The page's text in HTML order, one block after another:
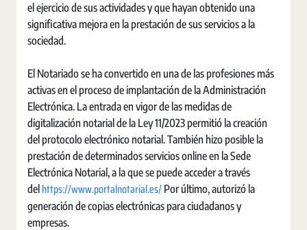
el ejercicio de sus actividades y que hayan obtenido una
significativa mejora en la prestación de sus servicios a la
sociedad.
El Notariado se ha convertido en una de las profesiones más
activas en el proceso de implantación de la Administración
Electrónica. La entrada en vigor de las medidas de
digitalización notarial de la Ley 11/2023 permitió la creación
del protocolo electrónico notarial. También hizo posible la
prestación de determinados servicios online en la Sede
Electrónica Notarial, a la que se puede acceder a través
del https://www.portalnotarial.es/ Por último, autorizó la
generación de copias electrónicas para ciudadanos y
empresas.